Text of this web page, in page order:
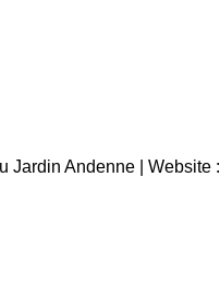
Jardin Andenne | Website :